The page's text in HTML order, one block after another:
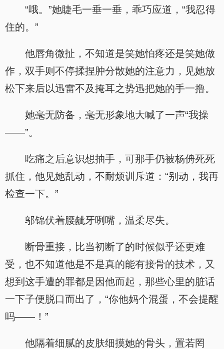
“哦。”她睫毛一垂一垂，乖巧应道，“我忍得
住的。”
他唇角微扯，不知道是笑她怕疼还是笑她做
作，双手则不停揉捏肿分散她的注意力，见她放
松下来后以迅雷不及掩耳之势迅把她的手一撸。
她毫无防备，毫无形象地大喊了一声“我操
——”。
吃痛之后意识想抽手，可那手仍被杨侜死死
抓住，他见她乱动，不耐烦训斥道：“别动，我再
检查一下。”
邬锦伏着腰龇牙咧嘴，温柔尽失。
断骨重接，比当初断了的时候似乎还更难
受，也不知道他是不是真的能有接骨的技术，又
想到这手遭的罪都是因他而起，那些心里的脏话
一下子便脱口而出了，“你他妈个混蛋，不会提醒
吗——！”
他隔着细腻的皮肤细摸她的骨头，置若罔